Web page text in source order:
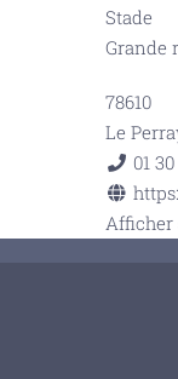
Stade
Grande
78610
Le
01
Afficher